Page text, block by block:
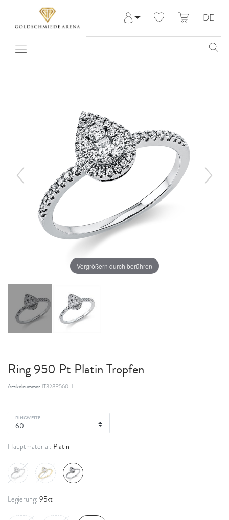
Meine Bestellungen
DE
Vergrößern durch berühren
Ring 950 Pt Platin Tropfen
Artikelnummer1T328P560-1
RINGWEITE
Hauptmaterial: Platin
Legierung: 95kt